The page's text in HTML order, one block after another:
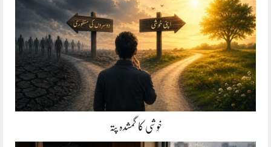
خوشی کا گمشدہ پتہ